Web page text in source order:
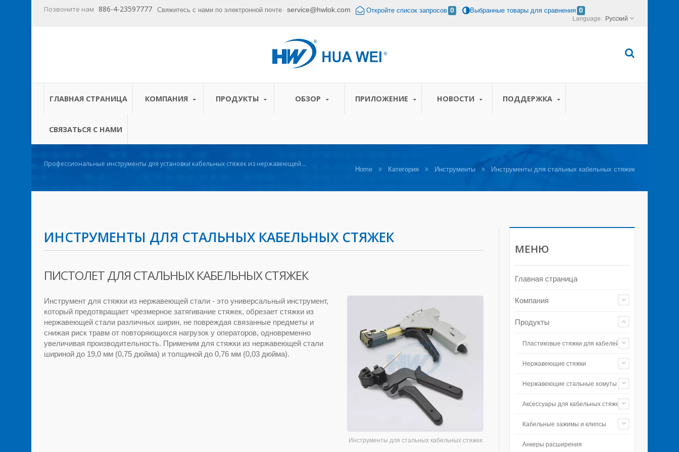
Позвоните нам 886-4-23597777 Свяжитесь с нами по электронной почте service@hwlok.com Откройте список запросов 0 Выбранные товары для сравнения 0
Русский
ГЛАВНАЯ СТРАНИЦА КОМПАНИЯ ПРОДУКТЫ ОБЗОР ПРИЛОЖЕНИЕ НОВОСТИ ПОДДЕРЖКА
СВЯЗАТЬСЯ С НАМИ
Профессиональные инструменты для установки кабельных стяжек из нержавеющей
Home Категория Инструменты Инструменты для стальных кабельных стяжек
ИНСТРУМЕНТЫ ДЛЯ СТАЛЬНЫХ КАБЕЛЬНЫХ СТЯЖЕК
ПИСТОЛЕТ ДЛЯ СТАЛЬНЫХ КАБЕЛЬНЫХ СТЯЖЕК
Инструменты для стальных кабельных стяжек
Инструмент для стяжки из нержавеющей стали - это универсальный инструмент,
который предотвращает чрезмерное затягивание стяжек, обрезает стяжки из
нержавеющей стали различных ширин, не повреждая связанные предметы и
снижая риск травм от повторяющихся нагрузок у операторов, одновременно
увеличивая производительность. Применим для стяжки из нержавеющей стали
шириной до 19,0 мм (0,75 дюйма) и толщиной до 0,76 мм (0,03 дюйма).
МЕНЮ
Главная страница
Компания
Продукты
Пластиковые стяжки для кабелей
Нержавеющие стяжки
Нержавеющие стальные хомуты
Аксессуары для кабельных стяжек
Кабельные зажимы и клипсы
Анкеры расширения